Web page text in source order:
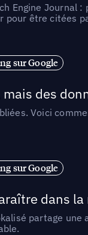
Engine Journal
être citées
sur Google
des
Voici
sur Google
dans
partage une